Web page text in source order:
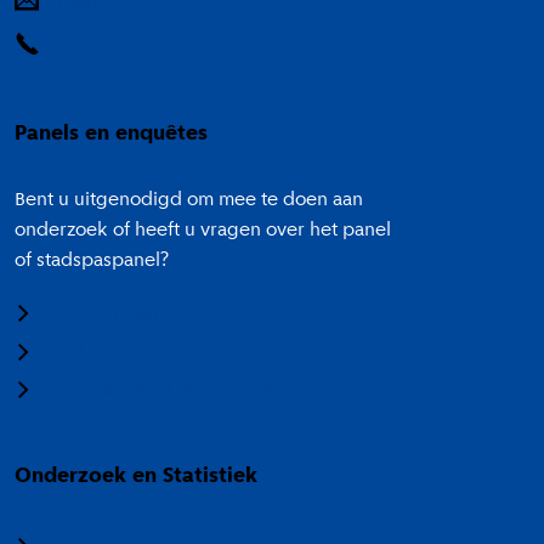
Panels en enquêtes
Bent u uitgenodigd om mee te doen aan
onderzoek of heeft u vragen over het panel
of stadspaspanel?
Onderzoek en Statistiek